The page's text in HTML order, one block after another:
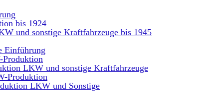
bis 1924
und sonstige Kraftfahrzeuge bis 1945
Einführung
Produktion
LKW und sonstige Kraftfahrzeuge
Produktion
LKW und Sonstige